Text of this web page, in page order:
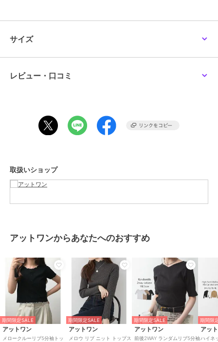
【光沢】なし
デニムパンツ（ジーンズ）やイージーパンツ、ワイドパンツに合わせ
足元は、パンプスはもちろん、トングサンダルやパデッドサンダルな
■color
オフホワイト・ブラック・杢グレー・ベージュ・ネイビー
26cm
26cm
【素材】綿100%（杢グレー：綿95%レーヨン5%）
【裏地】なし
【透け感】オフホワイトはややあり
【伸縮性】縦なし／横あり
【原産国】バングラデシュ
サイズ
レビュー・口コミ
取扱いショップ
アットワンからあなたへのおすすめ
期間限定SALE
アットワン
メロークルーリブ5分袖トッ
期間限定SALE
アットワン
メロウ リブ ニット トップス
期間限定SALE
アットワン
前後2WAY ランダムリブ5分袖
期間限
アッ
ハイネ